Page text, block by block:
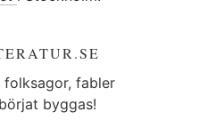
fabler
byggas!